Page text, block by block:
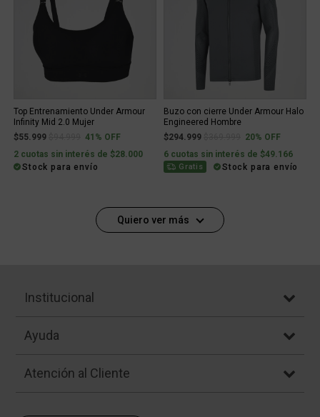
Top Entrenamiento Under Armour
Infinity Mid 2.0 Mujer
$55.999
Price reduced from
to41% OFF
2 cuotas sin interés de $28.000
Stock para envío
Buzo con cierre Under Armour Halo
Engineered Hombre
$294.999
Price reduced from
to20% OFF
6 cuotas sin interés de $49.166
Gratis Stock para envío
Quiero ver más
Institucional
Ayuda
Atención al Cliente